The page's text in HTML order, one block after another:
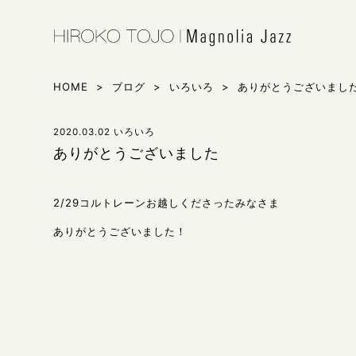
HOME > ブログ > いろいろ > ありがとうございまし
2020.03.02 いろいろ
ありがとうございました
2/29コルトレーンお越しくださったみなさま
ありがとうございました！